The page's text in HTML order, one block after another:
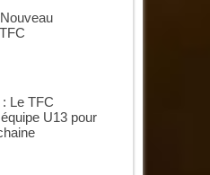
Le TFC
U13 pour